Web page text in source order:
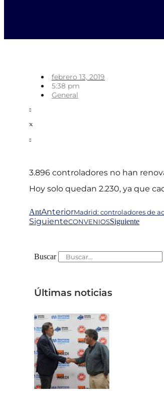
febrero 13, 2019
5:38 pm
General
3.896 controladores no han
Hoy solo quedan 2.230, ya que
AntAnteriorMadrid: controladores de
SiguienteCONVENIOSSiguiente
Buscar
Últimas noticias